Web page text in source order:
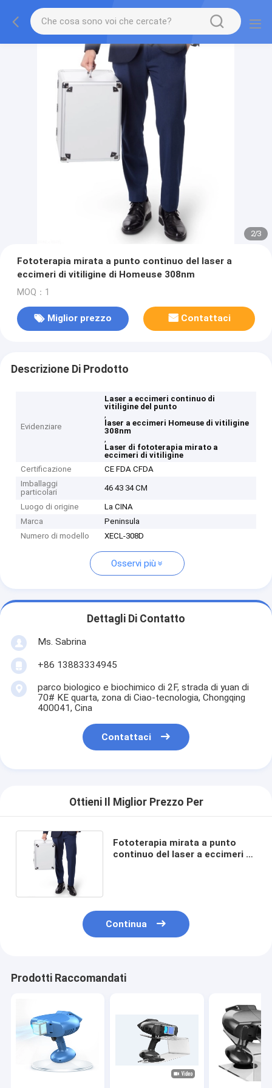
2/3
Fototerapia mirata a punto continuo del laser a
eccimeri di vitiligine di Homeuse 308nm
MOQ：1
Miglior prezzo Contattaci
Descrizione Di Prodotto
Evidenziare
Laser a eccimeri continuo di
vitiligine del punto
,
laser a eccimeri Homeuse di vitiligine
308nm
,
Laser di fototerapia mirato a
eccimeri di vitiligine
Certificazione
CE FDA CFDA
Imballaggi
particolari
46 43 34 CM
Luogo di origine
La CINA
Marca
Peninsula
Numero di modello
XECL-308D
Osservi più
Dettagli Di Contatto
Ms. Sabrina
+86 13883334945
parco biologico e biochimico di 2F, strada di yuan di
70# KE quarta, zona di Ciao-tecnologia, Chongqing
400041, Cina
Contattaci
Ottieni Il Miglior Prezzo Per
Fototerapia mirata a punto
continuo del laser a eccimeri di
Continua
Prodotti Raccomandati